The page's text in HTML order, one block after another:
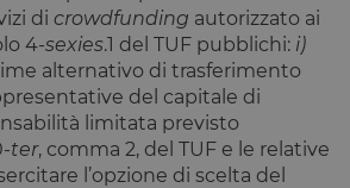
di crowdfunding autorizzato ai
4-sexies.1 del TUF pubblichi: i)
alternativo di trasferimento
del capitale di
limitata previsto
ter, comma 2, del TUF e le relative
l’opzione di scelta del
di ritorno al
sito
loro
preferenze
ricordate.
identificare
visitatore
sito.